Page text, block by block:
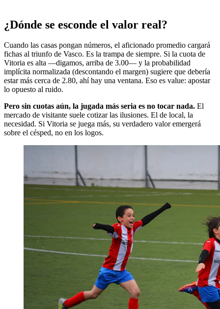
¿Dónde se esconde el valor real?
Cuando las casas pongan números, el aficionado promedio cargará
fichas al triunfo de Vasco. Es la trampa de siempre. Si la cuota de
Vitoria es alta —digamos, arriba de 3.00— y la probabilidad
implícita normalizada (descontando el margen) sugiere que debería
estar más cerca de 2.80, ahí hay una ventana. Eso es value: apostar
lo opuesto al ruido.
Pero sin cuotas aún, la jugada más seria es no tocar nada. El
mercado de visitante suele cotizar las ilusiones. El de local, la
necesidad. Si Vitoria se juega más, su verdadero valor emergerá
sobre el césped, no en los logos.